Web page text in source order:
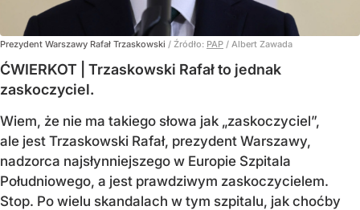
Prezydent Warszawy Rafał Trzaskowski / Źródło: PAP / Albert Zawada
ĆWIERKOT | Trzaskowski Rafał to jednak
zaskoczyciel.
Wiem, że nie ma takiego słowa jak „zaskoczyciel”,
ale jest Trzaskowski Rafał, prezydent Warszawy,
nadzorca najsłynniejszego w Europie Szpitala
Południowego, a jest prawdziwym zaskoczycielem.
Stop. Po wielu skandalach w tym szpitalu, jak choćby